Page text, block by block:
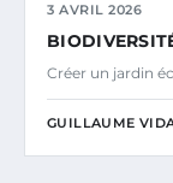
3 AVRIL 2026
Créer un jardin
GUILLAUME